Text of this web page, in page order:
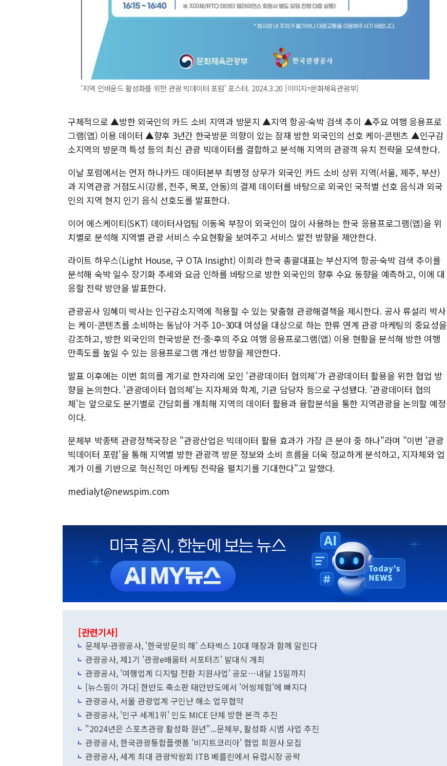
'지역 인바운드 활성화를 위한 관광 빅데이터 포럼' 포스터. 2024.3.20 [이미지=문화체육관광부]
구체적으로 ▲방한 외국인의 카드 소비 지역과 방문지 ▲지역 항공·숙박 검색 추이 ▲주요 여행 응용프로
그램(앱) 이용 데이터 ▲향후 3년간 한국방문 의향이 있는 잠재 방한 외국인의 선호 케이-콘텐츠 ▲인구감
소지역의 방문객 특성 등의 최신 관광 빅데이터를 결합하고 분석해 지역의 관광객 유치 전략을 모색한다.
이날 포럼에서는 먼저 하나카드 데이터본부 최병정 상무가 외국인 카드 소비 상위 지역(서울, 제주, 부산)
과 지역관광 거점도시(강릉, 전주, 목포, 안동)의 결제 데이터를 바탕으로 외국인 국적별 선호 음식과 외국
인의 지역 현지 인기 음식 선호도를 발표한다.
이어 에스케이티(SKT) 데이터사업팀 이동옥 부장이 외국인이 많이 사용하는 한국 응용프로그램(앱)을 위
치별로 분석해 지역별 관광 서비스 수요현황을 보여주고 서비스 발전 방향을 제안한다.
라이트 하우스(Light House, 구 OTA Insight) 이희라 한국 총괄대표는 부산지역 항공·숙박 검색 추이를
분석해 숙박 일수 장기화 추세와 요금 인하를 바탕으로 방한 외국인의 향후 수요 동향을 예측하고, 이에 대
응할 전략 방안을 발표한다.
관광공사 임혜미 박사는 인구감소지역에 적용할 수 있는 맞춤형 관광해결책을 제시한다. 공사 류설리 박사
는 케이-콘텐츠를 소비하는 동남아 거주 10~30대 여성을 대상으로 하는 한류 연계 관광 마케팅의 중요성을
강조하고, 방한 외국인의 한국방문 전·중·후의 주요 여행 응용프로그램(앱) 이용 현황을 분석해 방한 여행
만족도를 높일 수 있는 응용프로그램 개선 방향을 제안한다.
발표 이후에는 이번 회의를 계기로 한자리에 모인 '관광데이터 협의체'가 관광데이터 활용을 위한 협업 방
향을 논의한다. '관광데이터 협의체'는 지자체와 학계, 기관 담당자 등으로 구성됐다. '관광데이터 협의
체'는 앞으로도 분기별로 간담회를 개최해 지역의 데이터 활용과 융합분석을 통한 지역관광을 논의할 예정
이다.
문체부 박종택 관광정책국장은 "관광산업은 빅데이터 활용 효과가 가장 큰 분야 중 하나"라며 "이번 '관광
빅데이터 포럼'을 통해 지역별 방한 관광객 방문 정보와 소비 흐름을 더욱 정교하게 분석하고, 지자체와 업
계가 이를 기반으로 혁신적인 마케팅 전략을 펼치기를 기대한다"고 말했다.
medialyt@newspim.com
[관련기사]
문체부·관광공사, '한국방문의 해' 스타벅스 10대 매장과 함께 알린다
관광공사, 제1기 '관광e배움터 서포터즈' 발대식 개최
관광공사, '여행업계 디지털 전환 지원사업' 공모…내달 15일까지
[뉴스핌이 가다] 한반도 축소판 태안반도에서 '어씽체험'에 빠지다
관광공사, 서울 관광업계 구인난 해소 업무협약
관광공사, '인구 세계1위' 인도 MICE 단체 방한 본격 추진
"2024년은 스포츠관광 활성화 원년"...문체부, 활성화 시범 사업 추진
관광공사, 한국관광통합플랫폼 '비지트코리아' 협업 회원사 모집
관광공사, 세계 최대 관광박람회 ITB 베를린에서 유럽시장 공략